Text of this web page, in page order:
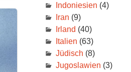
Indoniesien (4)
Iran (9)
Irland (40)
Italien (63)
Jüdisch (8)
Jugoslawien (3)